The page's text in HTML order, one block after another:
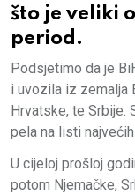
što je veliki
period.
Podsjetimo da je
i uvozila iz zemalja
Hrvatske, te Srbije.
pela na listi
U cijeloj prošloj
potom Njemačke,